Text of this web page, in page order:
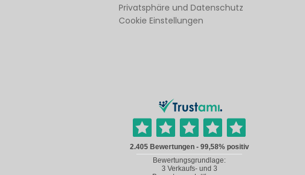
Privatsphäre und Datenschutz
Cookie Einstellungen